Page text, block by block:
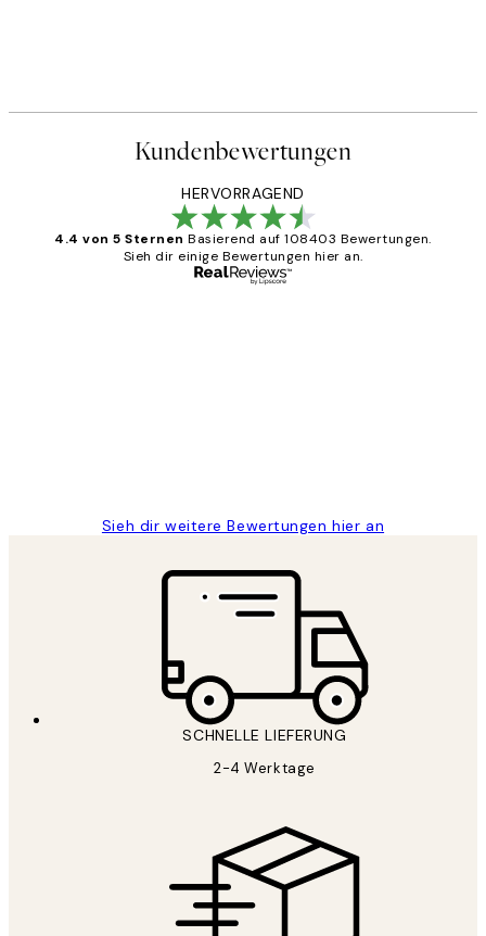
Kundenbewertungen
HERVORRAGEND
4.4 von 5 Sternen Basierend auf 108403 Bewertungen.
Sieh dir einige Bewertungen hier an.
Sieh dir weitere Bewertungen hier an
SCHNELLE LIEFERUNG
2-4 Werktage